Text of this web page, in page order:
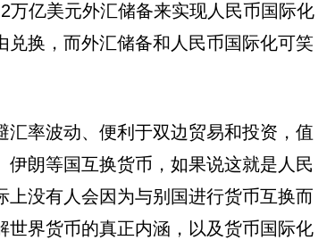
万亿美元外汇储备来实现人民币国际化
换，而外汇储备和人民币国际化可笑
率波动、便利于双边贸易和投资，值
朗等国互换货币，如果说这就是人民
没有人会因为与别国进行货币互换而
界货币的真正内涵，以及货币国际化